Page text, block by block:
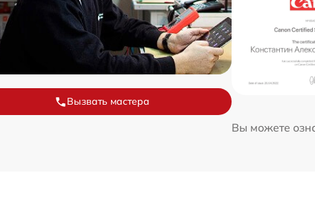
Вызвать мастера
Вы можете